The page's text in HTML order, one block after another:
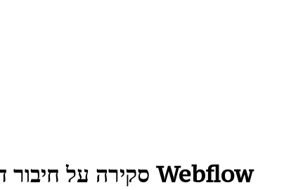
סקירה על חיבור דומיין מותאם אישית - עזרה של Webflow